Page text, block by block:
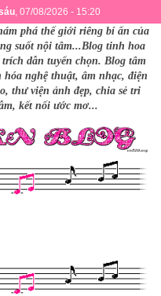
, 07/08/2026 - 15:20
phá thế giới riêng bí ẩn của
suốt nội tâm...Blog tinh hoa
dẫn tuyển chọn. Blog tâm
nghệ thuật, âm nhạc, điện
thư viện ảnh đẹp, chia sẻ tri
kết nối ước mơ...